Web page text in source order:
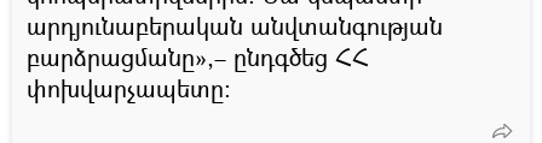
արդյունաբերական անվտանգության
բարձրացմանը»,– ընդգծեց ՀՀ
փոխվարչապետը։